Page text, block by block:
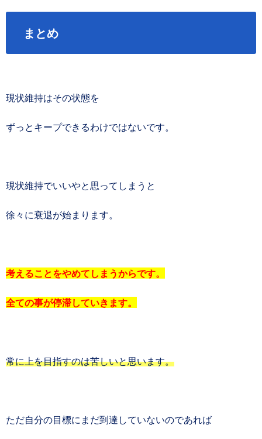
まとめ
現状維持はその状態を
ずっとキープできるわけではないです。
現状維持でいいやと思ってしまうと
徐々に衰退が始まります。
考えることをやめてしまうからです。
全ての事が停滞していきます。
常に上を目指すのは苦しいと思います。
ただ自分の目標にまだ到達していないのであれば